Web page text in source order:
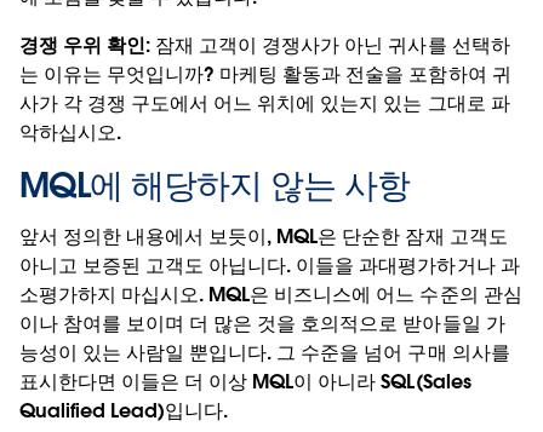
경쟁 우위 확인: 잠재 고객이 경쟁사가 아닌 귀사를 선택하
는 이유는 무엇입니까? 마케팅 활동과 전술을 포함하여 귀
사가 각 경쟁 구도에서 어느 위치에 있는지 있는 그대로 파
악하십시오.
MQL에 해당하지 않는 사항
앞서 정의한 내용에서 보듯이, MQL은 단순한 잠재 고객도
아니고 보증된 고객도 아닙니다. 이들을 과대평가하거나 과
소평가하지 마십시오. MQL은 비즈니스에 어느 수준의 관심
이나 참여를 보이며 더 많은 것을 호의적으로 받아들일 가
능성이 있는 사람일 뿐입니다. 그 수준을 넘어 구매 의사를
표시한다면 이들은 더 이상 MQL이 아니라 SQL(Sales
Qualified Lead)입니다.